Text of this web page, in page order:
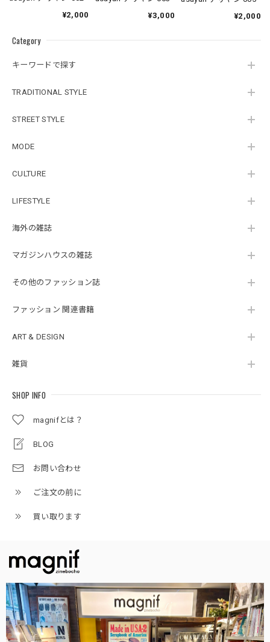
Category
キーワードで探す
TRADITIONAL STYLE
STREET STYLE
MODE
CULTURE
LIFESTYLE
海外の雑誌
マガジンハウスの雑誌
その他のファッション誌
ファッション 関連書籍
ART & DESIGN
雑貨
SHOP INFO
magnifとは？
BLOG
お問い合わせ
ご注文の前に
買い取ります
¥2,000
¥3,000
¥2,000